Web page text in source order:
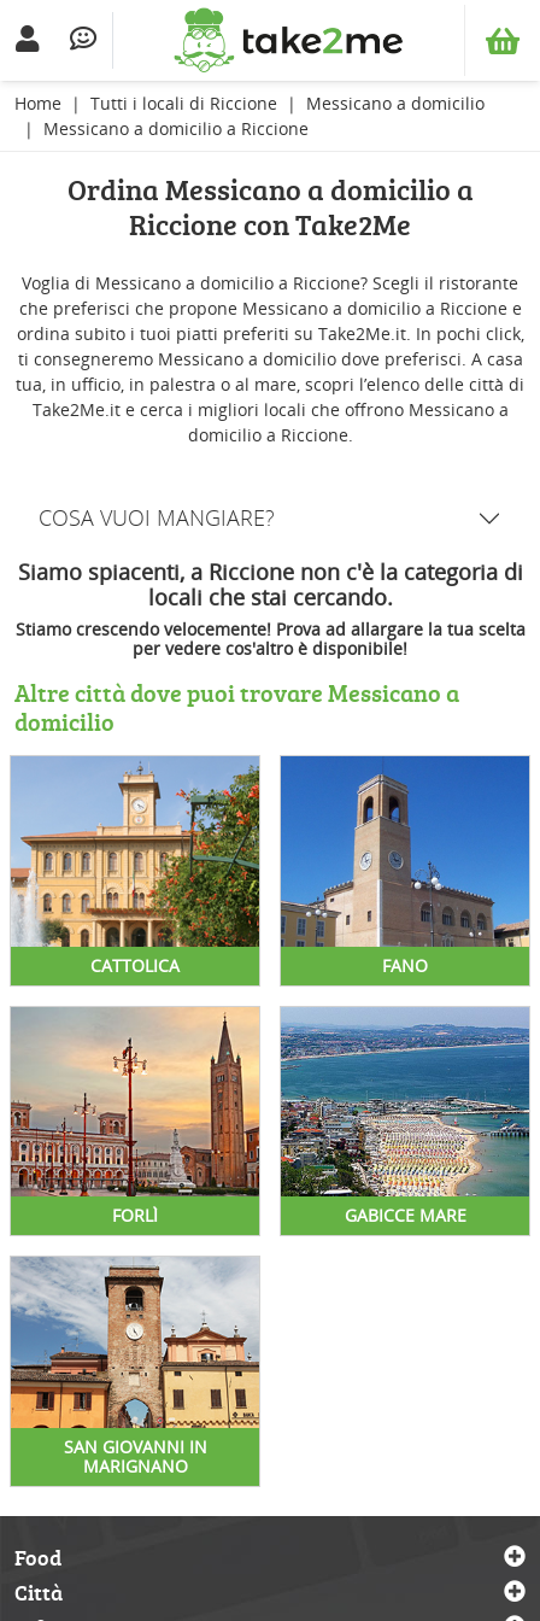
Home Tutti i locali di Riccione
Messicano a domicilio
Messicano a domicilio a Riccione
Ordina Messicano a domicilio a
Riccione con Take2Me
Voglia di Messicano a domicilio a Riccione? Scegli il ristorante
che preferisci che propone Messicano a domicilio a Riccione e
ordina subito i tuoi piatti preferiti su Take2Me.it. In pochi click,
ti consegneremo Messicano a domicilio dove preferisci. A casa
tua, in ufficio, in palestra o al mare, scopri l’elenco delle città di
Take2Me.it e cerca i migliori locali che offrono Messicano a
domicilio a Riccione.
COSA VUOI MANGIARE?
Siamo spiacenti, a Riccione non c'è la categoria di
locali che stai cercando.
Stiamo crescendo velocemente! Prova ad allargare la tua scelta
per vedere cos'altro è disponibile!
Altre città dove puoi trovare Messicano a
domicilio
CATTOLICA FANO
FORLÌ GABICCE MARE
SAN GIOVANNI IN
MARIGNANO
Food
Città